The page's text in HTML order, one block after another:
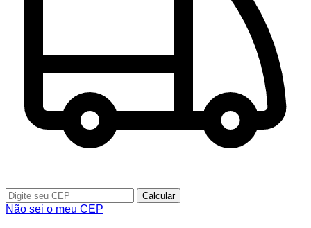
Calcular
Não sei o meu CEP